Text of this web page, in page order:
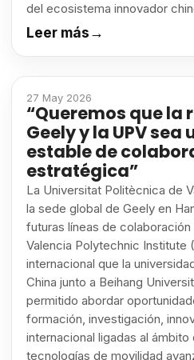
del ecosistema innovador
Leer más→
27 May 2026
“Queremos que la
Geely y la UPV
estable de
estratégica”
La Universitat Politècnica de
la sede global de Geely en
futuras líneas de colaboración
Valencia Polytechnic Institute
internacional que la
China junto a Beihang
permitido abordar
formación, investigación,
internacional ligadas al
tecnologías de movilidad